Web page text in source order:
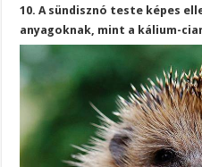
10. A sündisznó teste képes
anyagoknak, mint a kálium-